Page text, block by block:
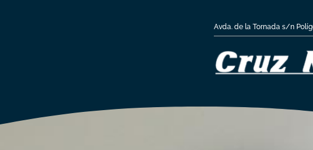
Avda. de la Tornada s/n